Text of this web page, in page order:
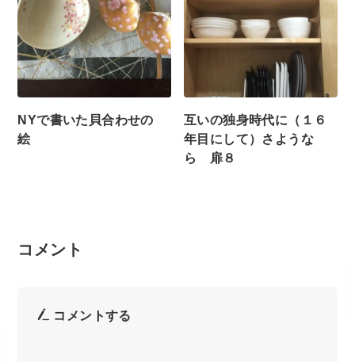
NYで書いた貝合わせの
絵
互いの独身時代に（１６
年目にして）さような
ら 扉８
コメント
コメントする